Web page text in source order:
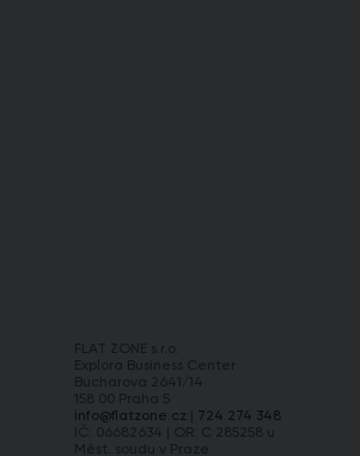
info@flatzone.cz
724 274 348